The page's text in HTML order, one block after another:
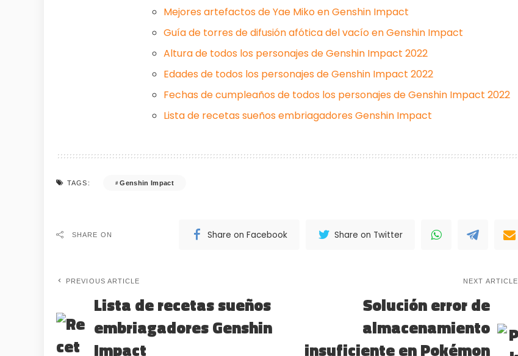
Mejores artefactos de Yae Miko en Genshin Impact
Guía de torres de difusión afótica del vacío en Genshin Impact
Altura de todos los personajes de Genshin Impact 2022
Edades de todos los personajes de Genshin Impact 2022
Fechas de cumpleaños de todos los personajes de Genshin Impact 2022
Lista de recetas sueños embriagadores Genshin Impact
TAGS: Genshin Impact
SHARE ON Share on Facebook Share on Twitter
PREVIOUS ARTICLE
Lista de recetas sueños
embriagadores Genshin
Impact
NEXT ARTICLE
Solución error de
almacenamiento
insuficiente en Pokémon